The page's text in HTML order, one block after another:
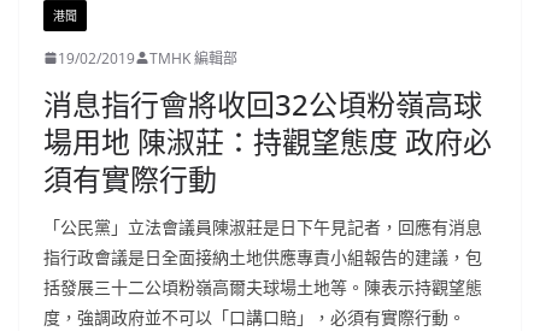
港聞
19/02/2019 TMHK 編輯部
消息指行會將收回32公頃粉嶺高球
場用地 陳淑莊：持觀望態度 政府必
須有實際行動
「公民黨」立法會議員陳淑莊是日下午見記者，回應有消息
指行政會議是日全面接納土地供應專責小組報告的建議，包
括發展三十二公頃粉嶺高爾夫球場土地等。陳表示持觀望態
度，強調政府並不可以「口講口賠」，必須有實際行動。